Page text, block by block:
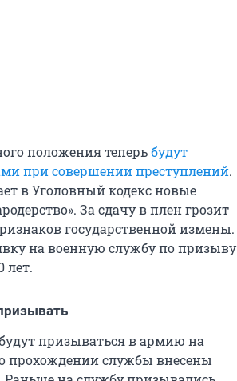
положения теперьбудут
при совершении преступлений.
в Уголовный кодекс новые
За сдачу в плен грозит
государственной измены.
на военную службу по призыву
лет.
призываться в армию на
прохождении службы внесены